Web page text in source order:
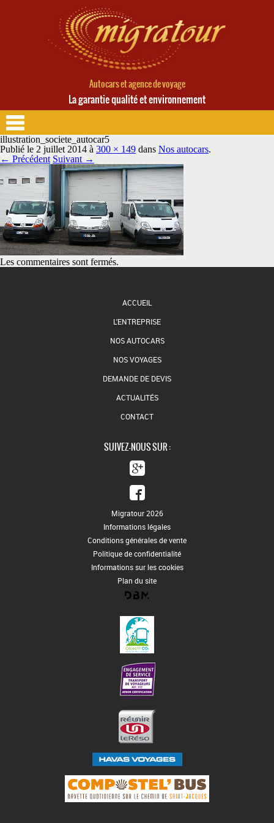
Autocars et agence de voyage
La garantie qualité et environnement
illustration_societe_autocar5
Publié le 2 juillet 2014 à 300 × 149 dans Nos autocars.
← Précédent Suivant →
Les commentaires sont fermés.
ACCUEIL
L'ENTREPRISE
NOS AUTOCARS
NOS VOYAGES
DEMANDE DE DEVIS
ACTUALITÉS
CONTACT
SUIVEZ-NOUS SUR :
Migratour 2026
Informations légales
Conditions générales de vente
Politique de confidentialité
Informations sur les cookies
Plan du site